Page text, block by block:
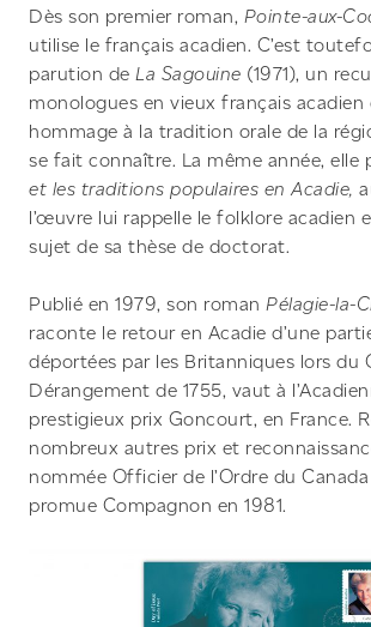
Dès son premier roman, Pointe-aux-
utilise le français acadien. C’est
parution de La Sagouine (1971), un
monologues en vieux français acadien
hommage à la tradition orale de la
se fait connaître. La même année, elle
et les traditions populaires en Acadie,
l’œuvre lui rappelle le folklore acadien
sujet de sa thèse de doctorat.
Publié en 1979, son roman Pélagie-la-
raconte le retour en Acadie d’une
déportées par les Britanniques lors du
Dérangement de 1755, vaut à
prestigieux prix Goncourt, en France.
nombreux autres prix et
nommée Officier de l’Ordre du
promue Compagnon en 1981.